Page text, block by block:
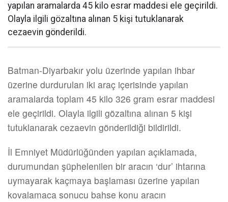
yapılan aramalarda 45 kilo esrar maddesi ele geçirildi.
Olayla ilgili gözaltına alınan 5 kişi tutuklanarak
cezaevin gönderildi.
Batman-Diyarbakır yolu üzerinde yapılan ihbar
üzerine durdurulan iki araç içerisinde yapılan
aramalarda toplam 45 kilo 326 gram esrar maddesi
ele geçirildi. Olayla ilgili gözaltına alınan 5 kişi
tutuklanarak cezaevin gönderildiği bildirildi.
İl Emniyet Müdürlüğünden yapılan açıklamada,
durumundan şüphelenilen bir aracın ‘dur’ ihtarına
uymayarak kaçmaya başlaması üzerine yapılan
kovalamaca sonucu bahse konu aracın